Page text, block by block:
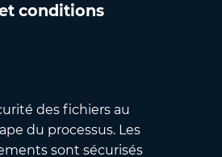
conditions
des fichiers au
du processus. Les
sont sécurisés